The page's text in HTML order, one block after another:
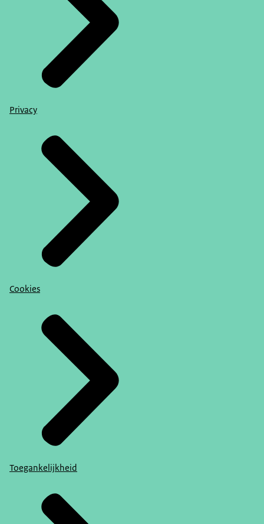
Privacy
Cookies
Toegankelijkheid